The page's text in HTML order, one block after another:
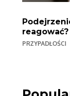
reagować?
PRZYPADŁOŚCI